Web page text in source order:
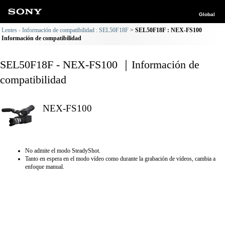
Global
Lentes - Información de compatibilidad : SEL50F18F
SEL50F18F : NEX-FS100
Información de compatibilidad
SEL50F18F - NEX-FS100 ｜Información de
compatibilidad
NEX-FS100
No admite el modo SteadyShot.
Tanto en espera en el modo vídeo como durante la grabación de vídeos, cambia a
enfoque manual.